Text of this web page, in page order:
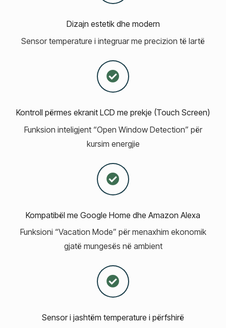
Dizajn estetik dhe modern
Sensor temperature i integruar me precizion të lartë
Kontroll përmes ekranit LCD me prekje (Touch Screen)
Funksion inteligjent “Open Window Detection” për
kursim energjie
Kompatibël me Google Home dhe Amazon Alexa
Funksioni “Vacation Mode” për menaxhim ekonomik
gjatë mungesës në ambient
Sensor i jashtëm temperature i përfshirë